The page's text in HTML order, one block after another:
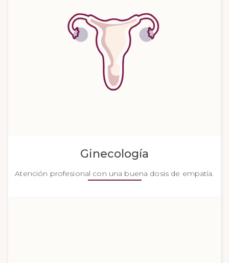
Ginecología
Atención profesional con una buena dosis de empatía.